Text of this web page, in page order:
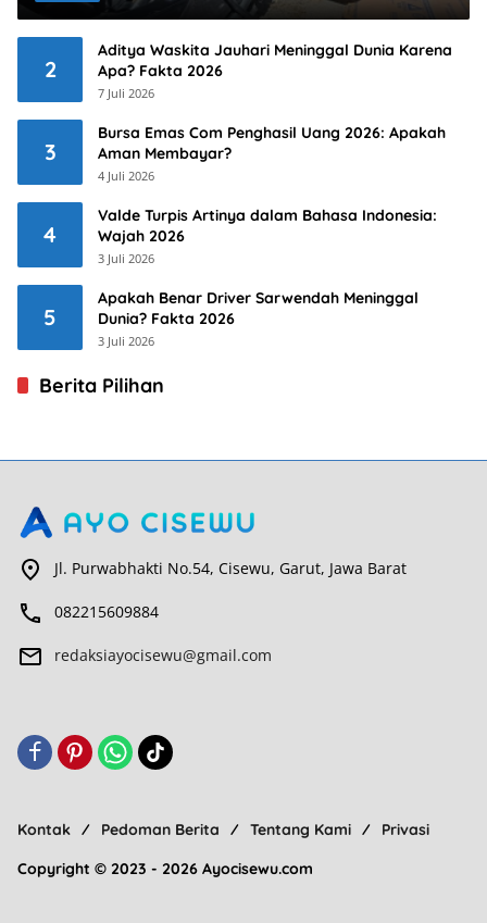
2
Aditya Waskita Jauhari Meninggal Dunia Karena
Apa? Fakta 2026
7 Juli 2026
3
Bursa Emas Com Penghasil Uang 2026: Apakah
Aman Membayar?
4 Juli 2026
4
Valde Turpis Artinya dalam Bahasa Indonesia:
Wajah 2026
3 Juli 2026
5
Apakah Benar Driver Sarwendah Meninggal
Dunia? Fakta 2026
3 Juli 2026
Berita Pilihan
Jl. Purwabhakti No.54, Cisewu, Garut, Jawa Barat
082215609884
redaksiayocisewu@gmail.com
Kontak Pedoman Berita Tentang Kami
Privasi
Copyright © 2023 - 2026 Ayocisewu.com